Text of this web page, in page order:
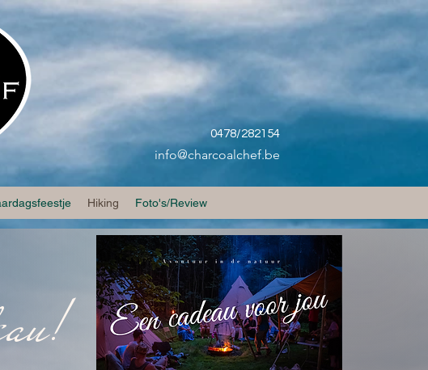
0478/282154
info@charcoalchef.be
Hiking Foto's/Review